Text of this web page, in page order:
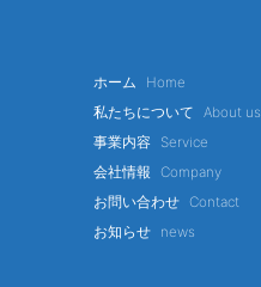
ホーム
Home
私たちについて
About us
事業内容
Service
会社情報
Company
お問い合わせ Contact
お知らせ
news